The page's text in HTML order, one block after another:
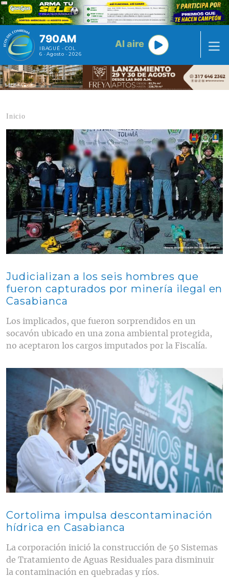
Pasar al contenido principal
790AM
IBAGUÉ - COL
6 · Agosto · 2026
Al aire
Inicio
Contenido multimedia principal
Judicializan a los seis hombres que
fueron capturados por minería ilegal en
Casabianca
Los implicados, que fueron sorprendidos en un
socavón ubicado en una zona ambiental protegida,
no aceptaron los cargos imputados por la Fiscalía.
Contenido multimedia principal
Cortolima impulsa descontaminación
hídrica en Casabianca
La corporación inició la construcción de 50 Sistemas
de Tratamiento de Aguas Residuales para disminuir
la contaminación en quebradas y ríos.